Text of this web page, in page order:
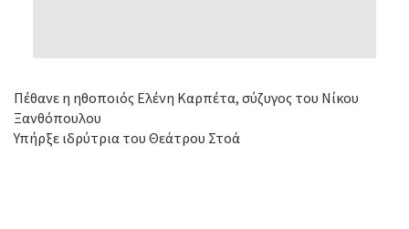
Πέθανε η ηθοποιός Ελένη Καρπέτα, σύζυγος του Νίκου
Ξανθόπουλου
Υπήρξε ιδρύτρια του Θεάτρου Στοά